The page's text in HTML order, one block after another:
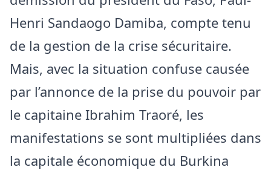
Henri Sandaogo Damiba, compte tenu
de la gestion de la crise sécuritaire.
Mais, avec la situation confuse causée
par l’annonce de la prise du pouvoir par
le capitaine Ibrahim Traoré, les
manifestations se sont multipliées dans
la capitale économique du Burkina